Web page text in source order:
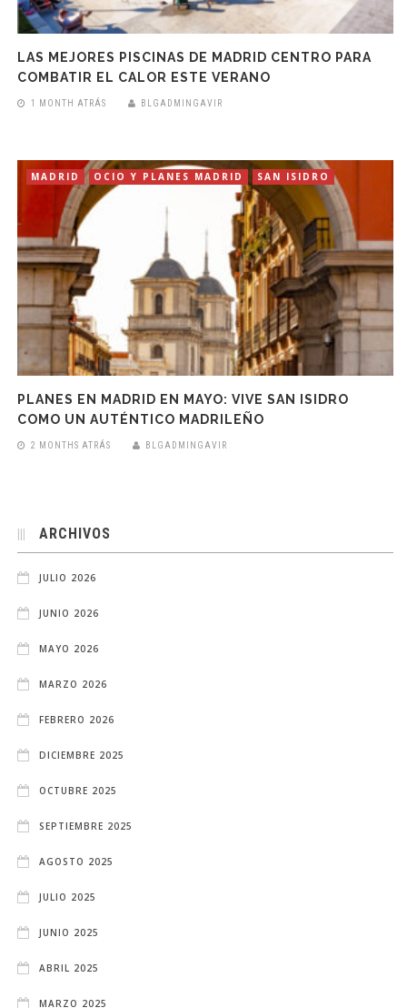
LAS MEJORES PISCINAS DE MADRID CENTRO PARA
COMBATIR EL CALOR ESTE VERANO
1 MONTH ATRÁS BLGADMINGAVIR
MADRID OCIO Y PLANES MADRID SAN ISIDRO
PLANES EN MADRID EN MAYO: VIVE SAN ISIDRO
COMO UN AUTÉNTICO MADRILEÑO
2 MONTHS ATRÁS BLGADMINGAVIR
ARCHIVOS
JULIO 2026
JUNIO 2026
MAYO 2026
MARZO 2026
FEBRERO 2026
DICIEMBRE 2025
OCTUBRE 2025
SEPTIEMBRE 2025
AGOSTO 2025
JULIO 2025
JUNIO 2025
ABRIL 2025
MARZO 2025